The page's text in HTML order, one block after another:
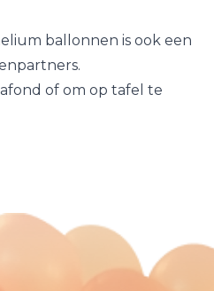
ballonnen is ook een
of om op tafel te